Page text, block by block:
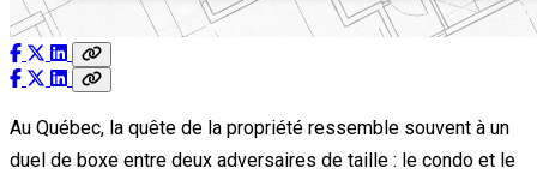
Au Québec, la quête de la propriété ressemble souvent à un
duel de boxe entre deux adversaires de taille : le condo et le